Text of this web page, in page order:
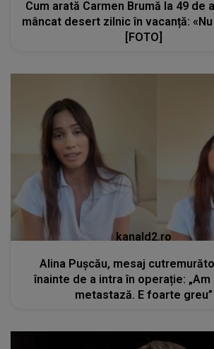
Cum arată Carmen Brumă la 49 de
mâncat desert zilnic în vacanță:
[FOTO]
kanald2.ro
Alina Pușcău, mesaj
înainte de a intra în operație: „Am
metastază. E foarte greu”